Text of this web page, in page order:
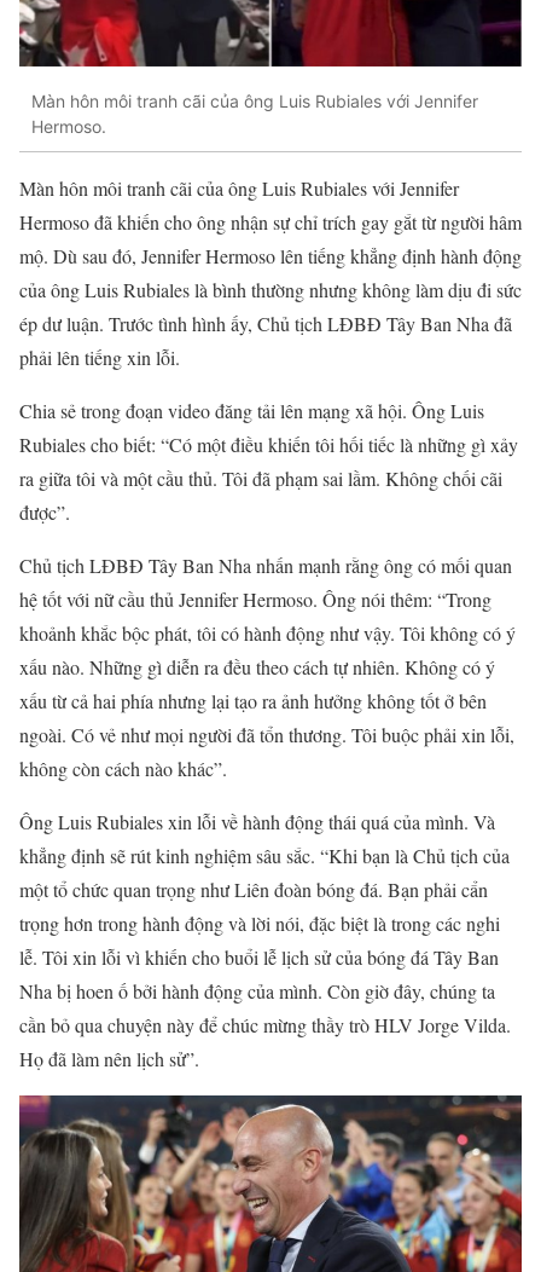
Màn hôn môi tranh cãi của ông Luis Rubiales với Jennifer
Hermoso.
Màn hôn môi tranh cãi của ông Luis Rubiales với Jennifer
Hermoso đã khiến cho ông nhận sự chỉ trích gay gắt từ người hâm
mộ. Dù sau đó, Jennifer Hermoso lên tiếng khẳng định hành động
của ông Luis Rubiales là bình thường nhưng không làm dịu đi sức
ép dư luận. Trước tình hình ấy, Chủ tịch LĐBĐ Tây Ban Nha đã
phải lên tiếng xin lỗi.
Chia sẻ trong đoạn video đăng tải lên mạng xã hội. Ông Luis
Rubiales cho biết: “Có một điều khiến tôi hối tiếc là những gì xảy
ra giữa tôi và một cầu thủ. Tôi đã phạm sai lầm. Không chối cãi
được”.
Chủ tịch LĐBĐ Tây Ban Nha nhấn mạnh rằng ông có mối quan
hệ tốt với nữ cầu thủ Jennifer Hermoso. Ông nói thêm: “Trong
khoảnh khắc bộc phát, tôi có hành động như vậy. Tôi không có ý
xấu nào. Những gì diễn ra đều theo cách tự nhiên. Không có ý
xấu từ cả hai phía nhưng lại tạo ra ảnh hưởng không tốt ở bên
ngoài. Có vẻ như mọi người đã tổn thương. Tôi buộc phải xin lỗi,
không còn cách nào khác”.
Ông Luis Rubiales xin lỗi về hành động thái quá của mình. Và
khẳng định sẽ rút kinh nghiệm sâu sắc. “Khi bạn là Chủ tịch của
một tổ chức quan trọng như Liên đoàn bóng đá. Bạn phải cẩn
trọng hơn trong hành động và lời nói, đặc biệt là trong các nghi
lễ. Tôi xin lỗi vì khiến cho buổi lễ lịch sử của bóng đá Tây Ban
Nha bị hoen ố bởi hành động của mình. Còn giờ đây, chúng ta
cần bỏ qua chuyện này để chúc mừng thầy trò HLV Jorge Vilda.
Họ đã làm nên lịch sử”.